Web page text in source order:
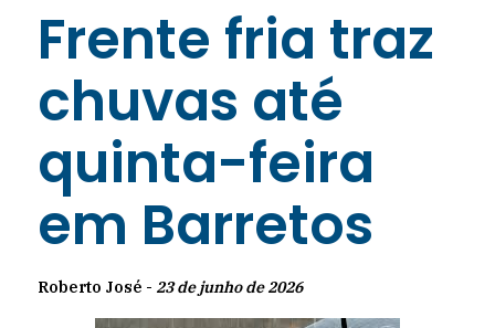
Frente fria traz
chuvas até
quinta-feira
em Barretos
Roberto José - 23 de junho de 2026